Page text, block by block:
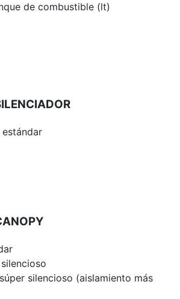
de combustible (lt)
silencioso (aislamiento más